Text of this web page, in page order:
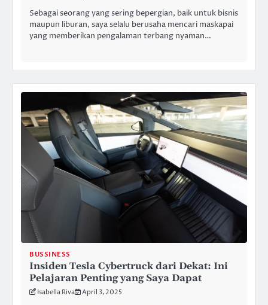
Sebagai seorang yang sering bepergian, baik untuk bisnis
maupun liburan, saya selalu berusaha mencari maskapai
yang memberikan pengalaman terbang nyaman…
BUSSINESS
Insiden Tesla Cybertruck dari Dekat: Ini
Pelajaran Penting yang Saya Dapat
Isabella Riva April 3, 2025